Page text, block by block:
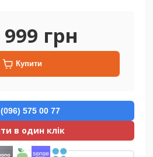
грн
Купити
575 00 77
в один клік